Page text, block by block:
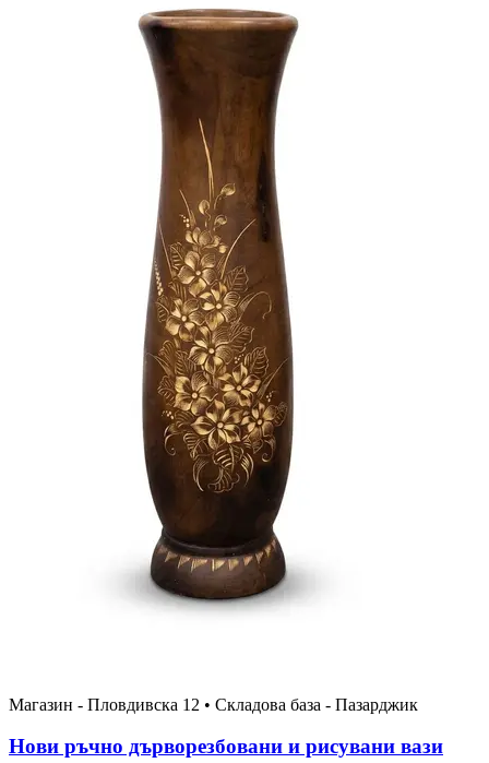
Магазин - Пловдивска 12 • Складова база - Пазарджик
Нови ръчно дърворезбовани и рисувани вази